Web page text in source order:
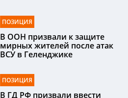
ПОЗИЦИЯ
В ООН призвали к защите
мирных жителей после атак
ВСУ в Геленджике
ПОЗИЦИЯ
В ГД РФ призвали ввести